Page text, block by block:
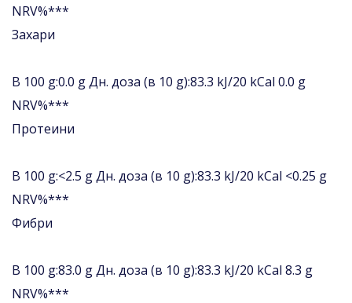
NRV%***
Захари
В 100 g:0.0 g Дн. доза (в 10 g):83.3 kJ/20 kCal 0.0 g
NRV%***
Протеини
В 100 g:<2.5 g Дн. доза (в 10 g):83.3 kJ/20 kCal <0.25 g
NRV%***
Фибри
В 100 g:83.0 g Дн. доза (в 10 g):83.3 kJ/20 kCal 8.3 g
NRV%***